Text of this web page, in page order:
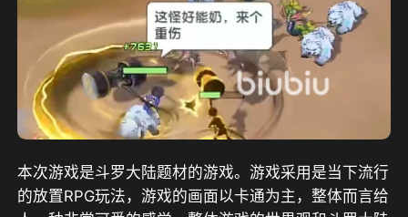
本次游戏是斗罗大陆题材的游戏。游戏采用是当下流行
的放置RPG玩法，游戏的画面以卡通为主，整体而言给